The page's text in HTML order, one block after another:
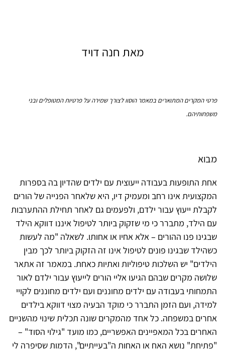
מאת חנה דויד
פרטי המקרים המתוארים במאמר הוסוו לצורך שמירה על פרטיות המטופלים ובני
משפחותיהם.
מבוא
אחת התופעות בעבודה ייעוצית עם ילדים שהדיון בה בספרות
המקצועית אינו רחב ומעמיק דיו, היא שלאחר הפנייה של הורים
לקבלת ייעוץ עבור ילדם, ולפעמים גם לאחר תחילת ההתערבות
עם הילד, מתברר כי מי שזקוק ביותר לטיפול איננו דווקא הילד
שבגינו פנו ההורים – אלא אחיו או אחותו. לשאלה "מה לעשות
כשהילד שבגינו פונים לטיפול אינו זה הזקוק ביותר לכך מבין
הילדים" יש השלכות טיפוליות ואתיות כאחת. במאמר זה אתאר
שלושה מקרים שבהם הגיעו אליי הורים לייעוץ עבור ילדם לאור
התמחותי בעבודה עם ילדים מחוננים ועם ילדים מחוננים לקויי
למידה, ועם הזמן התברר כי מוקד הבעיה מצוי דווקא בילדים
אחרים במשפחה. כל אחד מהמקרים שונה תכלית שינוי מהשניים
האחרים בכל המאפיינים האפשריים, כמו מועד "גילוי הסוד" –
"פתיחת" נושא האח או האחות ה"בעייתיים", הדמות שסיפרה לי